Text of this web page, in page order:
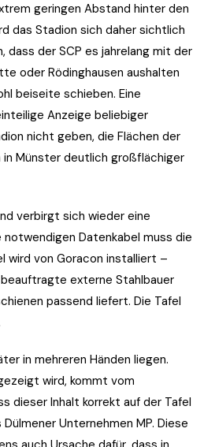
geringen Abstand hinter den
das Stadion sich daher sichtlich
dass der SCP es jahrelang mit der
oder Rödinghausen aushalten
beiseite schieben. Eine
Anzeige beliebiger
nicht geben, die Flächen der
in Münster deutlich großflächiger
verbirgt sich wieder eine
Datenkabel muss die
wird von Goracon installiert –
externe Stahlbauer
passend liefert. Die Tafel
in mehreren Händen liegen.
wird, kommt vom
dieser Inhalt korrekt auf der Tafel
Unternehmen MP. Diese